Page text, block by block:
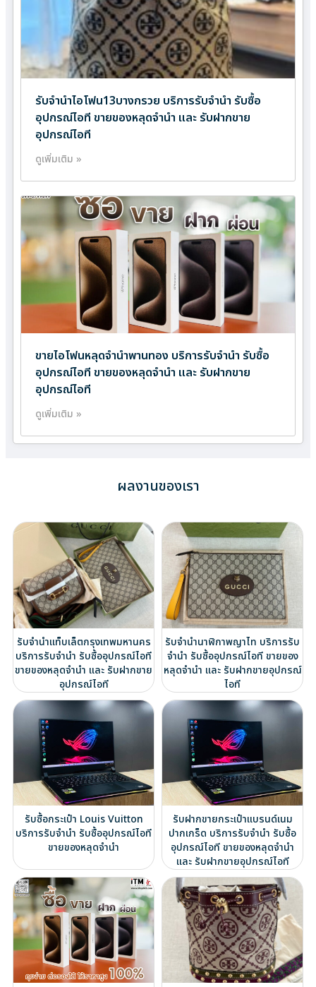
รับจำนำไอโฟน13บางกรวย บริการรับจำนำ รับซื้อ
อุปกรณ์ไอที ขายของหลุดจำนำ และ รับฝากขาย
อุปกรณ์ไอที
ดูเพิ่มเติม »
ขายไอโฟนหลุดจำนำพานทอง บริการรับจำนำ รับซื้อ
อุปกรณ์ไอที ขายของหลุดจำนำ และ รับฝากขาย
อุปกรณ์ไอที
ดูเพิ่มเติม »
ผลงานของเรา
รับจำนำแท็บเล็ตกรุงเทพมหานคร
บริการรับจำนำ รับซื้ออุปกรณ์ไอที
ขายของหลุดจำนำ และ รับฝากขาย
อุปกรณ์ไอที
รับจำนำนาฬิกาพญาไท บริการรับ
จำนำ รับซื้ออุปกรณ์ไอที ขายของ
หลุดจำนำ และ รับฝากขายอุปกรณ์
ไอที
รับซื้อกระเป๋า Louis Vuitton
บริการรับจำนำ รับซื้ออุปกรณ์ไอที
ขายของหลุดจำนำ
รับฝากขายกระเป๋าแบรนด์เนม
ปากเกร็ด บริการรับจำนำ รับซื้อ
อุปกรณ์ไอที ขายของหลุดจำนำ
และ รับฝากขายอุปกรณ์ไอที